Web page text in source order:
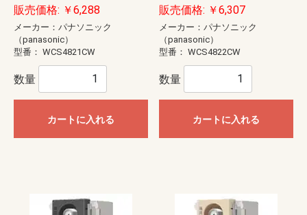
販売価格: ￥6,288
メーカー：パナソニック
（panasonic）
型番： WCS4821CW
数量
カートに入れる
販売価格: ￥6,307
メーカー：パナソニック
（panasonic）
型番： WCS4822CW
数量
カートに入れる